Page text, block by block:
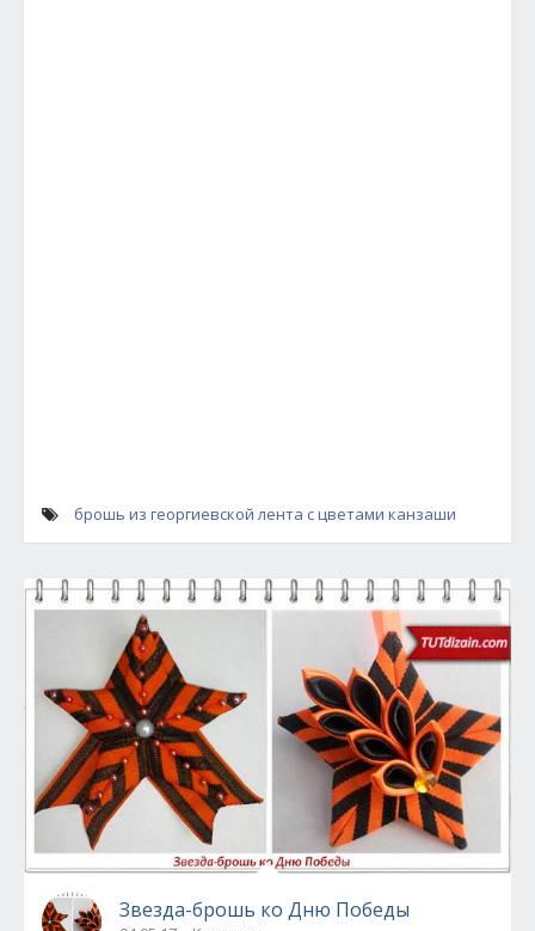
брошь из георгиевской лента с цветами канзаши
Звезда-брошь ко Дню Победы